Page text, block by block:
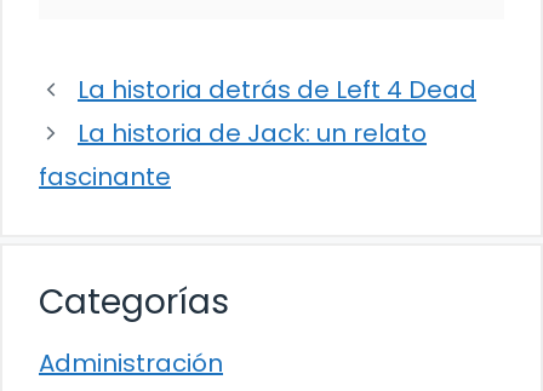
La historia detrás de Left 4 Dead
La historia de Jack: un relato
fascinante
Categorías
Administración